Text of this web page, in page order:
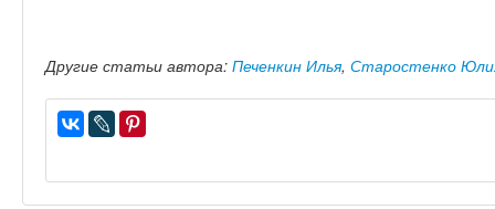
Другие статьи автора: Печенкин Илья, Старостенко